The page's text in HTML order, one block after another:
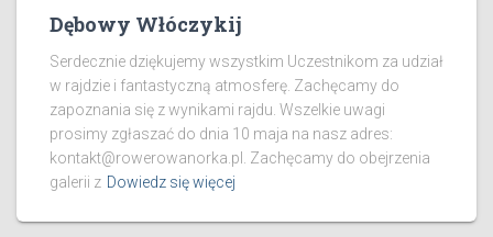
Dębowy Włóczykij
Serdecznie dziękujemy wszystkim Uczestnikom za udział
w rajdzie i fantastyczną atmosferę. Zachęcamy do
zapoznania się z wynikami rajdu. Wszelkie uwagi
prosimy zgłaszać do dnia 10 maja na nasz adres:
kontakt@rowerowanorka.pl. Zachęcamy do obejrzenia
galerii z Dowiedz się więcej